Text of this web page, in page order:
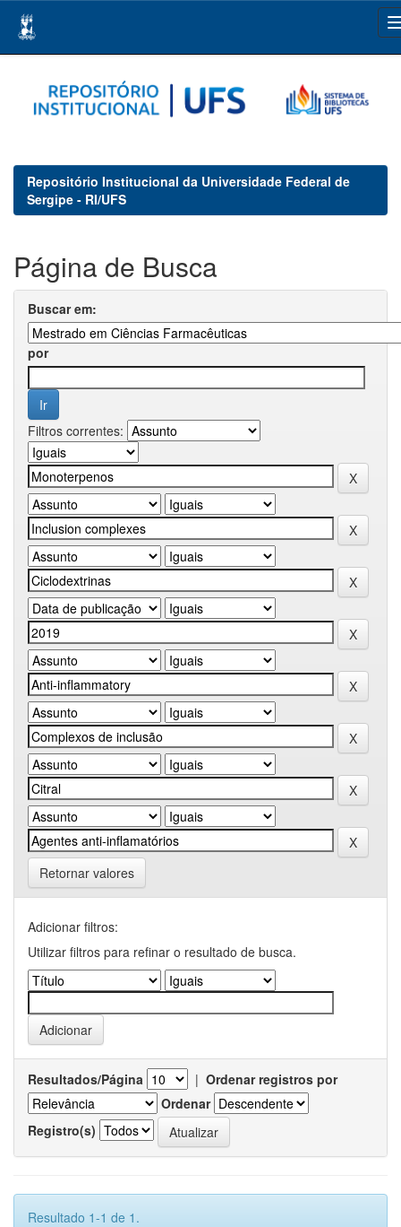
navigation
Repositório Institucional da Universidade Federal de
Sergipe - RI/UFS
Página de Busca
Buscar em:
por
Filtros correntes:
Retornar valores
Adicionar filtros:
Utilizar filtros para refinar o resultado de busca.
Resultados/Página | Ordenar registros por
Ordenar
Registro(s)
Resultado 1-1 de 1.